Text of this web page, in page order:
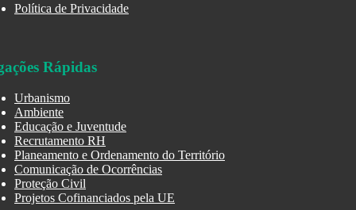
Política de Privacidade
Rápidas
Urbanismo
Ambiente
Educação e Juventude
Recrutamento RH
Planeamento e Ordenamento do Território
Comunicação de Ocorrências
Proteção Civil
Projetos Cofinanciados pela UE